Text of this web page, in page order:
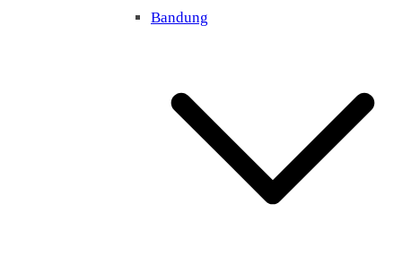
Bandung